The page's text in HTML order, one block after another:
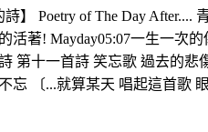
】 Poetry of The Day After....
活著! Mayday05:07一生一次的
第十一首詩 笑忘歌 過去的悲
忘 〔...就算某天 唱起這首歌